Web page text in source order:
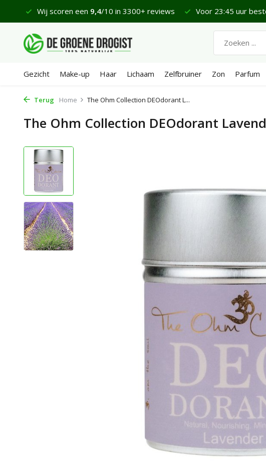
Voor 23:45 uur besteld, morgen bezorgd* Fijne
Gezicht Make-up Haar Lichaam Zelfbruiner Zon Parfum
Terug Home The Ohm Collection DEOdorant L...
The Ohm Collection DEOdorant